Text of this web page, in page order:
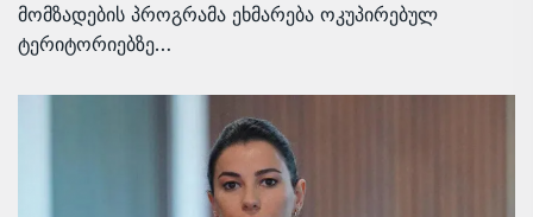
მომზადების პროგრამა ეხმარება ოკუპირებულ
ტერიტორიებზე…